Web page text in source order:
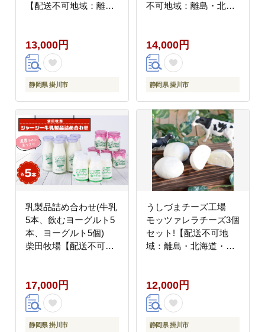
【配送不可地域：離
13,000円
静岡県 掛川市
不可地域：離島・北海
14,000円
静岡県 掛川市
乳製品詰め合わせ(牛乳
5本、飲むヨーグルト5
本、ヨーグルト5個)
柴田牧場【配送不可地
国・九州】
17,000円
静岡県 掛川市
うしづまチーズ工場
モッツァレラチーズ3個
セット!【配送不可地
域：離島・北海道・沖
12,000円
静岡県 掛川市